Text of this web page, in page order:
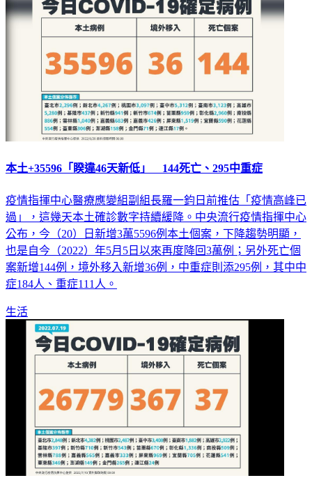
本土+35596「睽違46天新低」 144死亡、295中重症
疫情指揮中心醫療應變組副組長羅一鈞日前推估「疫情高峰已
過」，這幾天本土確診數字持續緩降。中央流行疫情指揮中心
公布，今（20）日新增3萬5596例本土個案，下降趨勢明顯，
也是自今（2022）年5月5日以來再度降回3萬例；另外死亡個
案新增144例，境外移入新增36例，中重症則添295例，其中中
症184人、重症111人。
生活